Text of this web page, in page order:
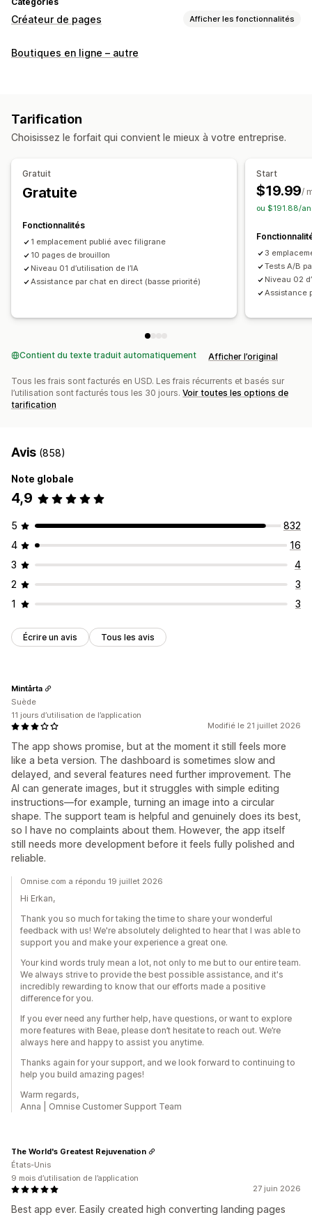
Créateur de pages Afficher les fonctionnalités
Types de pages
Pages du panier
Formulaires Pages de presse
Pages de carrières
Page d’avis
Sections de thèmes
Pages personnalisées
Gestion des pages
Outil d’édition Éléments Modèles
Import et export
Pages d’enregistrement
Pages de versions
Sections globales
Styles globaux
Extraits
Traduction
Optimisation pour le format mobile
Chargement paresseux
Informations et conseils
API et webhooks
Boutiques en ligne – autre
Tarification
Choisissez le forfait qui convient le mieux à votre entreprise.
Gratuit
Gratuite
Fonctionnalités
1 emplacement publié avec filigrane
10 pages de brouillon
Niveau 01 d’utilisation de l’IA
Assistance par chat en direct (basse priorité)
Start
$19.99/
ou $191.88/
3
Tests A/B
Niveau 02
Assistance
Contient du texte traduit automatiquement Afficher l’original
Tous les frais sont facturés en USD. Les frais récurrents et basés sur
l’utilisation sont facturés tous les 30 jours. Voir toutes les options de
tarification
Avis (858)
Note globale
4,9
5
832
4
16
3
4
2
3
1
3
Écrire un avis Tous les avis
Modifié le 21 juillet 2026
The app shows promise, but at the moment it still feels more
like a beta version. The dashboard is sometimes slow and
delayed, and several features need further improvement. The
AI can generate images, but it struggles with simple editing
instructions—for example, turning an image into a circular
shape. The support team is helpful and genuinely does its best,
so I have no complaints about them. However, the app itself
still needs more development before it feels fully polished and
reliable.
Mintårta
Suède
11 jours d’utilisation de l’application
Omnise.com a répondu 19 juillet 2026
Hi Erkan,
Thank you so much for taking the time to share your wonderful
feedback with us! We're absolutely delighted to hear that I was able to
support you and make your experience a great one.
Your kind words truly mean a lot, not only to me but to our entire team.
We always strive to provide the best possible assistance, and it's
incredibly rewarding to know that our efforts made a positive
difference for you.
If you ever need any further help, have questions, or want to explore
more features with Beae, please don’t hesitate to reach out. We’re
always here and happy to assist you anytime.
Thanks again for your support, and we look forward to continuing to
help you build amazing pages!
Warm regards,
Anna | Omnise Customer Support Team
27 juin 2026
Best app ever. Easily created high converting landing pages
The World's Greatest Rejuvenation
États-Unis
9 mois d’utilisation de l’application